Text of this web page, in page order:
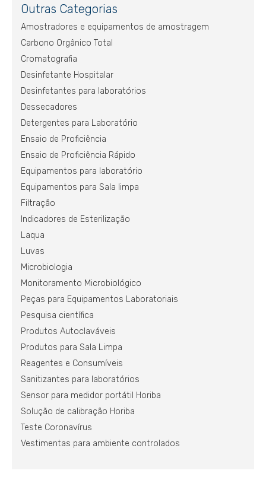
Outras Categorias
Amostradores e equipamentos de amostragem
Carbono Orgânico Total
Cromatografia
Desinfetante Hospitalar
Desinfetantes para laboratórios
Dessecadores
Detergentes para Laboratório
Ensaio de Proficiência
Ensaio de Proficiência Rápido
Equipamentos para laboratório
Equipamentos para Sala limpa
Filtração
Indicadores de Esterilização
Laqua
Luvas
Microbiologia
Monitoramento Microbiológico
Peças para Equipamentos Laboratoriais
Pesquisa científica
Produtos Autoclaváveis
Produtos para Sala Limpa
Reagentes e Consumíveis
Sanitizantes para laboratórios
Sensor para medidor portátil Horiba
Solução de calibração Horiba
Teste Coronavírus
Vestimentas para ambiente controlados